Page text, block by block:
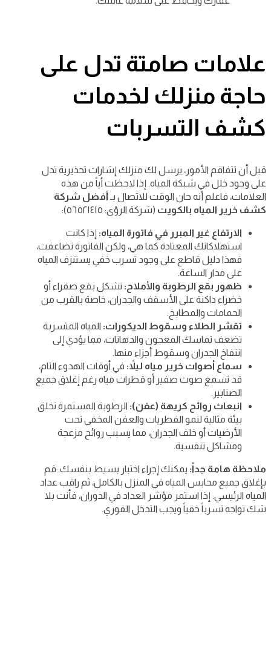
علامات صامتة تدل على
حاجة منزلك لخدمات
كشف التسربات
قبل أن تتفاقم الأمور، يرسل لك منزلك إشارات تحذيرية تدل
على وجود خلل في شبكة المياه. إذا لاحظت أياً من هذه
العلامات، فاعلم أنه حان الوقت للاتصال بـ أفضل شركة
كشف خرير المياه بالكويت (شركة الرؤى: ٥٦٥٢١٤١٥):
الارتفاع غير المبرر في فاتورة المياه: إذا كانت
استهلاكاتك المعتادة كما هي، ولكن الفاتورة تضاعفت،
فهذا دليل قاطع على وجود تسرب خفي يستنزف المياه
على مدار الساعة.
ظهور بقع الرطوبة والأملاح: تشكل بقع صفراء أو
خضراء داكنة على الأسقف والجدران، خاصة بالقرب من
الحمامات والمطابخ.
تقشر الطلاء وسقوط الديكورات: المياه المتسربة
تضعف تماسك المعجون والدهانات، مما يؤدي إلى
انتفاخ الجدران وسقوط أجزاء منها.
سماع أصوات خرير مياه ليلاً: في أوقات الهدوء التام،
قد تسمع صوت صفير أو قطرات مياه رغم إغلاق جميع
الصنابير.
انبعاث روائح كريهة (عفن): الرطوبة المستمرة تخلق
بيئة مثالية لنمو الفطريات والعفن المخفي تحت
الأرضيات أو خلف الجدران، مما يسبب روائح مزعجة
ومشاكل تنفسية.
ملاحظة هامة جداً: يمكنك إجراء اختبار بسيط بنفسك. قم
بإغلاق جميع محابس المياه في المنزل بالكامل، ثم راقب عداد
المياه الرئيسي. إذا استمر مؤشر العداد في الدوران، فأنت بلا
شك تواجه تسرباً خفياً ويجب التدخل الفوري.